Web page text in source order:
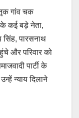
गांव चक
के कई बड़े नेता,
सिंह, पारसनाथ
और परिवार को
पार्टी के
न्याय दिलाने